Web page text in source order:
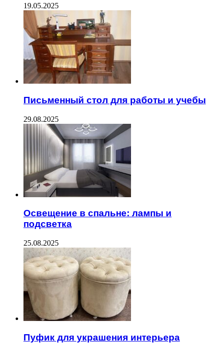
19.05.2025
Письменный стол для работы и учебы
29.08.2025
Освещение в спальне: лампы и
подсветка
25.08.2025
Пуфик для украшения интерьера